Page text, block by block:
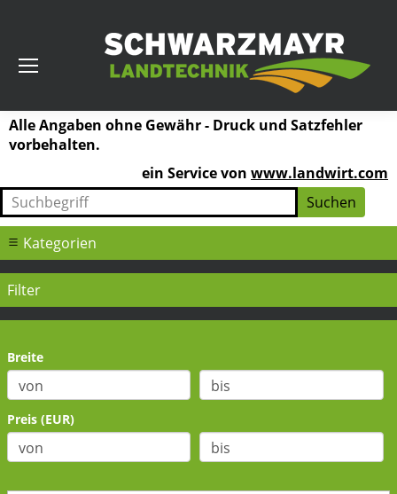
Kategorien
Filter
Breite
Preis (EUR)
Alle Angaben ohne Gewähr - Druck und Satzfehler
vorbehalten.
ein Service von www.landwirt.com